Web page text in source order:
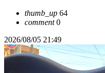
thumb_up 64
comment0
2026/08/05 21:49